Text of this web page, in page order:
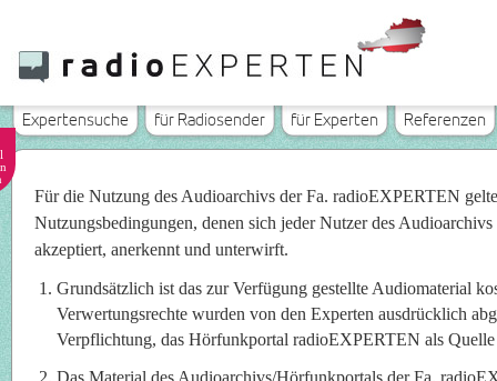
Expertensuche für Radiosender für Experten Referenzen
Für die Nutzung des Audioarchivs der Fa. radioEXPERTEN
Nutzungsbedingungen, denen sich jeder Nutzer des
akzeptiert, anerkennt und unterwirft.
Grundsätzlich ist das zur Verfügung gestellte Audiomaterial
Verwertungsrechte wurden von den Experten ausdrücklich
Verpflichtung, das Hörfunkportal radioEXPERTEN als Quelle